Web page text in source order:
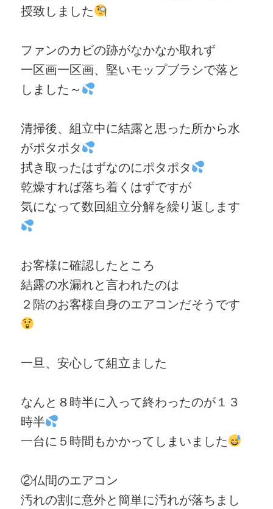
授致しました
ファンのカビの跡がなかなか取れず
一区画一区画、堅いモップブラシで落と
しました～
清掃後、組立中に結露と思った所から水
がポタポタ
拭き取ったはずなのにポタポタ
乾燥すれば落ち着くはずですが
気になって数回組立分解を繰り返します
お客様に確認したところ
結露の水漏れと言われたのは
２階のお客様自身のエアコンだそうです
一旦、安心して組立ました
なんと８時半に入って終わったのが１３
時半
一台に５時間もかかってしまいました
②仏間のエアコン
汚れの割に意外と簡単に汚れが落ちまし